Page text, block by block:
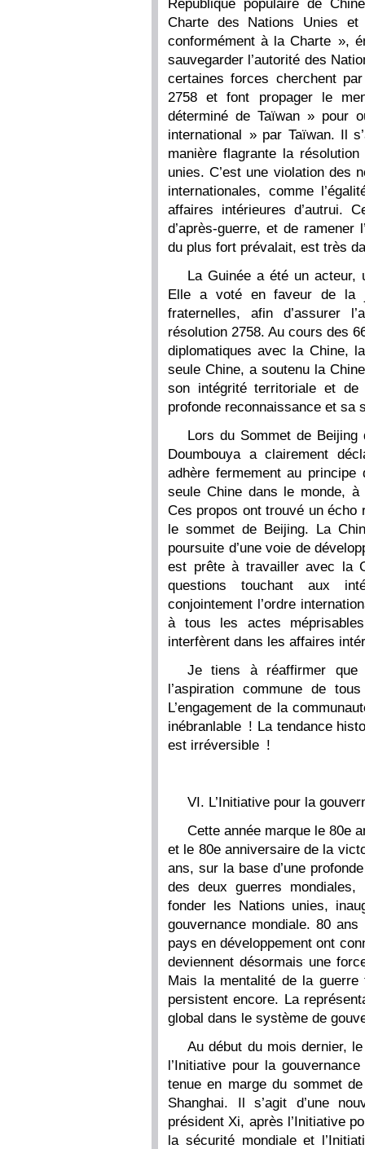
République populaire de
Charte des Nations Unies
conformément à la Charte »,
sauvegarder l’autorité des
certaines forces cherchent
2758 et font propager le
déterminé de Taïwan » pour
international » par Taïwan. Il
manière flagrante la
unies. C’est une violation des
internationales, comme
affaires intérieures d’autrui.
d’après-guerre, et de ramener
du plus fort prévalait, est très
La Guinée a été un acteur,
Elle a voté en faveur de la
fraternelles, afin d’assurer
résolution 2758. Au cours des
diplomatiques avec la Chine,
seule Chine, a soutenu la
son intégrité territoriale et
profonde reconnaissance et sa
Lors du Sommet de Beijing
Doumbouya a clairement
adhère fermement au principe
seule Chine dans le monde,
Ces propos ont trouvé un écho
le sommet de Beijing. La
poursuite d’une voie de
est prête à travailler avec la
questions touchant aux
conjointement l’ordre
à tous les actes
interfèrent dans les affaires
Je tiens à réaffirmer que
l’aspiration commune de
L’engagement de la
inébranlable ! La tendance
est irréversible !
VI. L’Initiative pour la
Cette année marque le 80e
et le 80e anniversaire de la
ans, sur la base d’une
des deux guerres
fonder les Nations unies,
gouvernance mondiale. 80
pays en développement ont
deviennent désormais une
Mais la mentalité de la guerre
persistent encore. La
global dans le système de
Au début du mois dernier,
l’Initiative pour la
tenue en marge du sommet
Shanghai. Il s’agit d’une
président Xi, après l’Initiative
la sécurité mondiale et